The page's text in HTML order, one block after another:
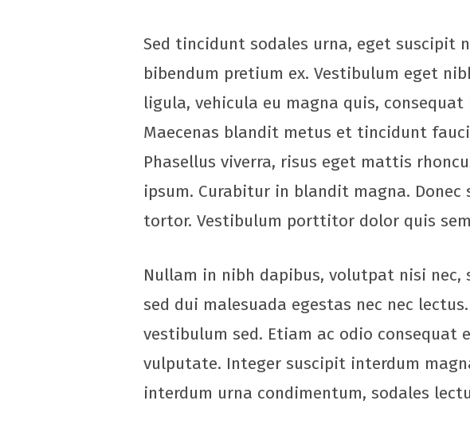
Sed tincidunt sodales urna, eget suscipit
bibendum pretium ex. Vestibulum eget
ligula, vehicula eu magna quis,
Maecenas blandit metus et tincidunt
Phasellus viverra, risus eget mattis
ipsum. Curabitur in blandit magna.
tortor. Vestibulum porttitor dolor quis
Nullam in nibh dapibus, volutpat nisi nec,
sed dui malesuada egestas nec nec
vestibulum sed. Etiam ac odio consequat
vulputate. Integer suscipit interdum
interdum urna condimentum, sodales